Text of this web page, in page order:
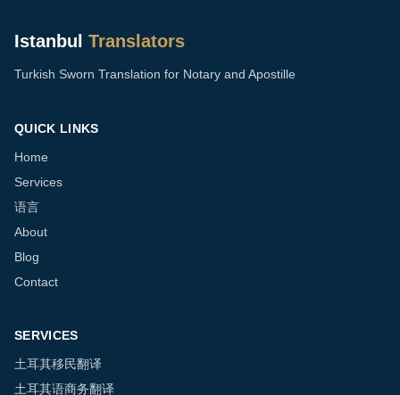
Istanbul Translators
Turkish Sworn Translation for Notary and Apostille
QUICK LINKS
Home
Services
语言
About
Blog
Contact
SERVICES
土耳其移民翻译
土耳其语商务翻译